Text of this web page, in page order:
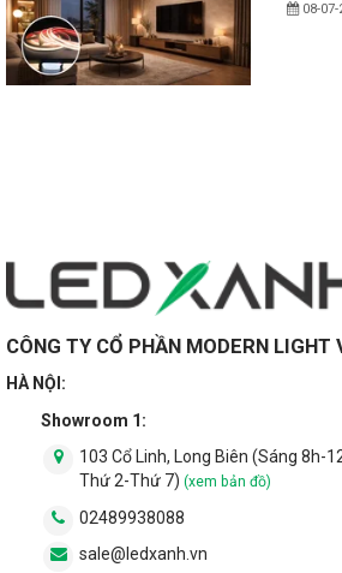
08-07-
CÔNG TY CỔ PHẦN MODERN LIGHT
HÀ NỘI:
Showroom 1:
103 Cổ Linh, Long Biên (Sáng 8h-
Thứ 2-Thứ 7) (xem bản đồ)
02489938088
sale@ledxanh.vn